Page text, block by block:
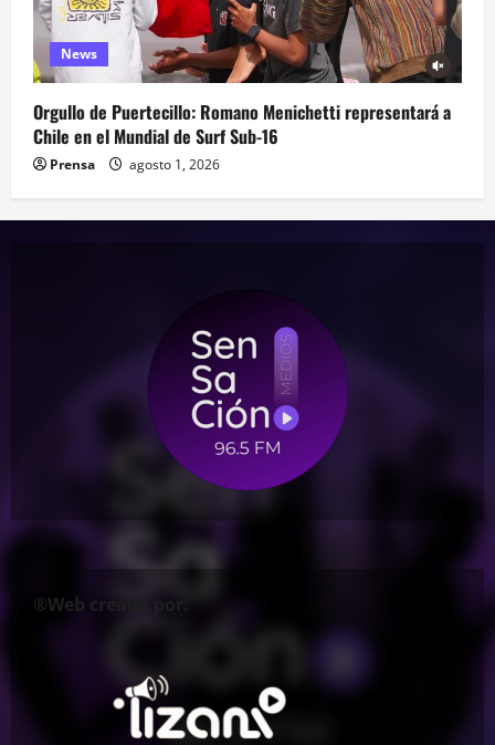
News
Orgullo de Puertecillo: Romano Menichetti representará a
Chile en el Mundial de Surf Sub-16
Prensa agosto 1, 2026
®Web creada por: